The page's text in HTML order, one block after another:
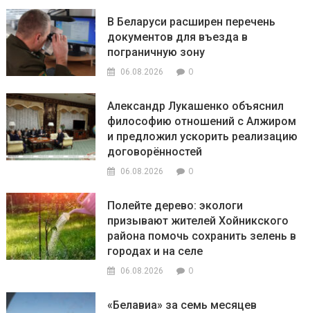
В Беларуси расширен перечень
документов для въезда в
пограничную зону
06.08.2026 0
Александр Лукашенко объяснил
философию отношений с Алжиром
и предложил ускорить реализацию
договорённостей
06.08.2026 0
Полейте дерево: экологи
призывают жителей Хойникского
района помочь сохранить зелень в
городах и на селе
06.08.2026 0
«Белавиа» за семь месяцев